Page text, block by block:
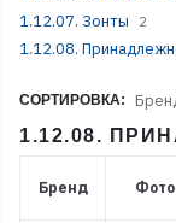
1.12.07. Зонты 2
1.12.08.
СОРТИРОВКА:
1.12.08.
Бренд Фото